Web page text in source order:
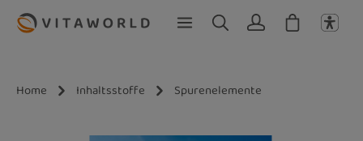
Zum Hauptinhalt springen
Home Inhaltsstoffe Spurenelemente